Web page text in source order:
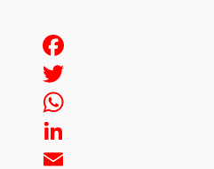
Facebook
Twitter
WhatsApp
LinkedIn